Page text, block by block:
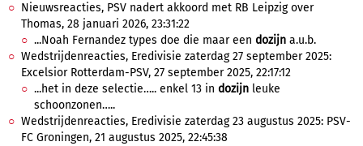
Nieuwsreacties, PSV nadert akkoord met RB Leipzig over
Thomas, 28 januari 2026, 23:31:22
...Noah Fernandez types doe die maar een dozijn a.u.b.
Wedstrijdenreacties, Eredivisie zaterdag 27 september 2025:
Excelsior Rotterdam-PSV, 27 september 2025, 22:17:12
...het in deze selectie….. enkel 13 in dozijn leuke
schoonzonen…..
Wedstrijdenreacties, Eredivisie zaterdag 23 augustus 2025: PSV-
FC Groningen, 21 augustus 2025, 22:45:38